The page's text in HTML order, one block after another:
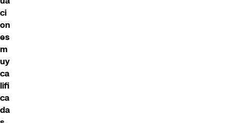
ci
on
es
m
uy
ca
lifi
ca
da